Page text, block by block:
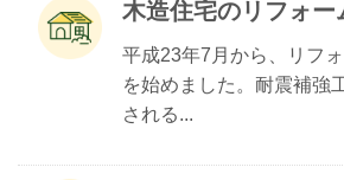
木造住宅のリフォー
平成23年7月から、リフ
を始めました。耐震補強
される...